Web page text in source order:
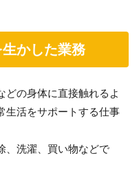
かした業務
どの身体に直接触れるよ
生活をサポートする仕事
、洗濯、買い物などで